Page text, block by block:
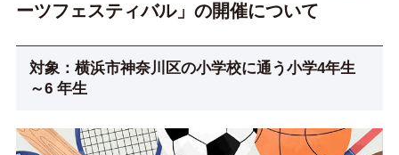
ーツフェスティバル」の開催について
対象：横浜市神奈川区の小学校に通う小学4年生
～6 年生